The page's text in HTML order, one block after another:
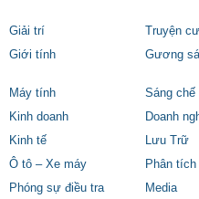
Giải trí
Truyện
Giới tính
Gương
Máy tính
Sáng chế
Kinh doanh
Doanh
Kinh tế
Lưu Trữ
Ô tô – Xe máy
Phân tích
Phóng sự điều tra
Media